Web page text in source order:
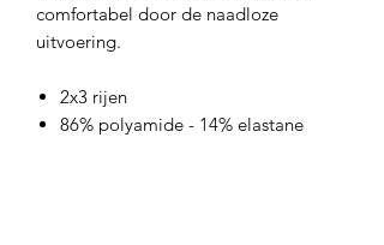
comfortabel door de naadloze
uitvoering.
2x3 rijen
86% polyamide - 14% elastane